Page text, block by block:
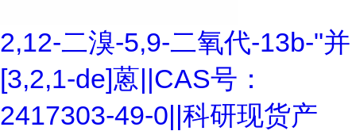
2,12-二溴-5,9-二氧代-13b-"并
[3,2,1-de]蒽||CAS号：
2417303-49-0||科研现货产